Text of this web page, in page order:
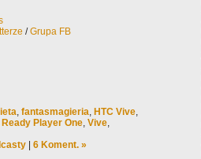
/Grupa FB
, fantasmagieria, HTC Vive,
Ready Player One, Vive,
6 Koment. »